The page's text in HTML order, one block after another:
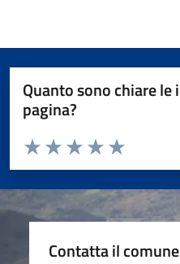
Quanto sono chiare
pagina?
Valuta da 1 a 5 stelle la pagina
Valuta 5
Valuta 4 stelle
Valuta 3 stelle su 5
Valuta 2 stelle su 5
Valuta 1 stelle su 5
Contatta il comune